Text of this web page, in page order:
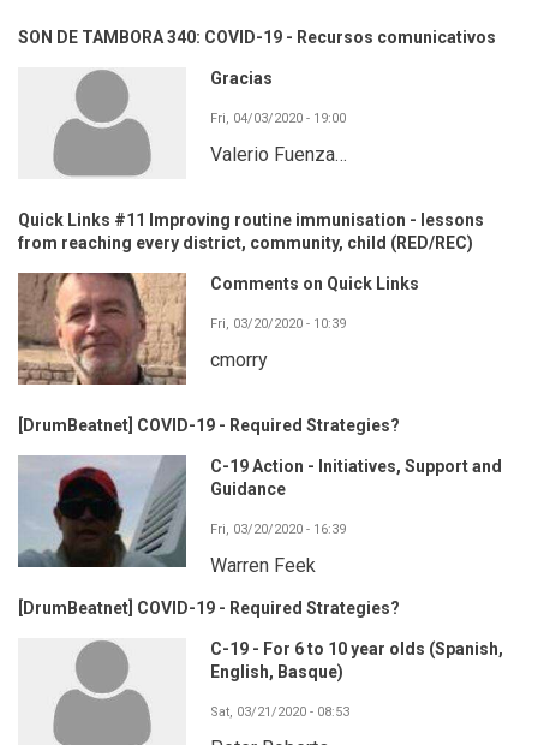
SON DE TAMBORA 340: COVID-19 - Recursos comunicativos
Gracias
Fri, 04/03/2020 - 19:00
Valerio Fuenza…
Quick Links #11 Improving routine immunisation - lessons
from reaching every district, community, child (RED/REC)
Comments on Quick Links
Fri, 03/20/2020 - 10:39
cmorry
[DrumBeatnet] COVID-19 - Required Strategies?
C-19 Action - Initiatives, Support and
Guidance
Fri, 03/20/2020 - 16:39
Warren Feek
[DrumBeatnet] COVID-19 - Required Strategies?
C-19 - For 6 to 10 year olds (Spanish,
English, Basque)
Sat, 03/21/2020 - 08:53